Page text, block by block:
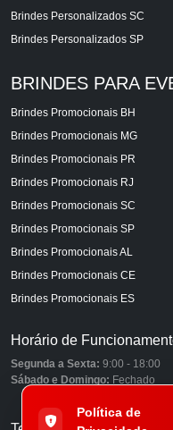
Brindes Personalizados SC
Brindes Personalizados SP
BRINDES PARA
Brindes Promocionais BH
Brindes Promocionais MG
Brindes Promocionais PR
Brindes Promocionais RJ
Brindes Promocionais SC
Brindes Promocionais SP
Brindes Promocionais AL
Brindes Promocionais CE
Brindes Promocionais ES
Horário de
Segunda a Sexta: 9:00 - 18:00
Sábado e Domingo: Fechado
Política de